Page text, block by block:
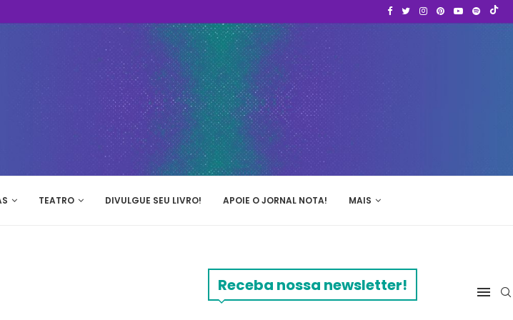
TEATRO DIVULGUE SEU LIVRO! APOIE O JORNAL NOTA! MAIS
Receba nossa newsletter!